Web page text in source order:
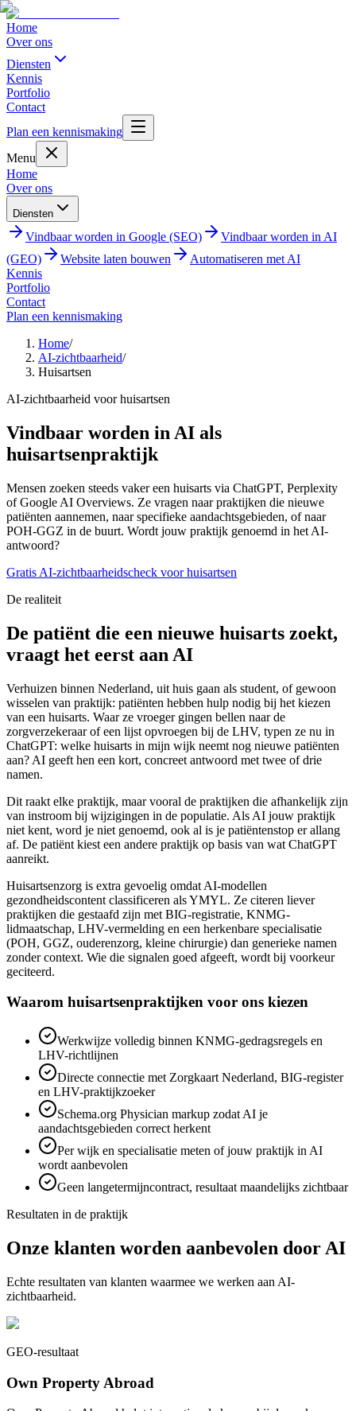
Home
Over ons
Diensten
Kennis
Portfolio
Contact
Plan een kennismaking
Menu
Home
Over ons
Diensten
Vindbaar worden in Google (SEO)
Vindbaar worden in AI
(GEO)
Website laten bouwen
Automatiseren met AI
Kennis
Portfolio
Contact
Plan een kennismaking
Home/
AI-zichtbaarheid/
Huisartsen
AI-zichtbaarheid voor huisartsen
Vindbaar worden in AI als
huisartsenpraktijk
Mensen zoeken steeds vaker een huisarts via ChatGPT, Perplexity
of Google AI Overviews. Ze vragen naar praktijken die nieuwe
patiënten aannemen, naar specifieke aandachtsgebieden, of naar
POH-GGZ in de buurt. Wordt jouw praktijk genoemd in het AI-
antwoord?
Gratis AI-zichtbaarheidscheck voor huisartsen
De realiteit
De patiënt die een nieuwe huisarts zoekt,
vraagt het eerst aan AI
Verhuizen binnen Nederland, uit huis gaan als student, of gewoon
wisselen van praktijk: patiënten hebben hulp nodig bij het kiezen
van een huisarts. Waar ze vroeger gingen bellen naar de
zorgverzekeraar of een lijst opvroegen bij de LHV, typen ze nu in
ChatGPT: welke huisarts in mijn wijk neemt nog nieuwe patiënten
aan? AI geeft hen een kort, concreet antwoord met twee of drie
namen.
Dit raakt elke praktijk, maar vooral de praktijken die afhankelijk zijn
van instroom bij wijzigingen in de populatie. Als AI jouw praktijk
niet kent, word je niet genoemd, ook al is je patiëntenstop er allang
af. De patiënt kiest een andere praktijk op basis van wat ChatGPT
aanreikt.
Huisartsenzorg is extra gevoelig omdat AI-modellen
gezondheidscontent classificeren als YMYL. Ze citeren liever
praktijken die gestaafd zijn met BIG-registratie, KNMG-
lidmaatschap, LHV-vermelding en een herkenbare specialisatie
(POH, GGZ, ouderenzorg, kleine chirurgie) dan generieke namen
zonder context. Wie die signalen goed afgeeft, wordt bij voorkeur
geciteerd.
Waarom huisartsenpraktijken voor ons kiezen
Werkwijze volledig binnen KNMG-gedragsregels en
LHV-richtlijnen
Directe connectie met Zorgkaart Nederland, BIG-register
en LHV-praktijkzoeker
Schema.org Physician markup zodat AI je
aandachtsgebieden correct herkent
Per wijk en specialisatie meten of jouw praktijk in AI
wordt aanbevolen
Geen langetermijncontract, resultaat maandelijks zichtbaar
Resultaten in de praktijk
Onze klanten worden aanbevolen door AI
Echte resultaten van klanten waarmee we werken aan AI-
zichtbaarheid.
GEO-resultaat
Own Property Abroad